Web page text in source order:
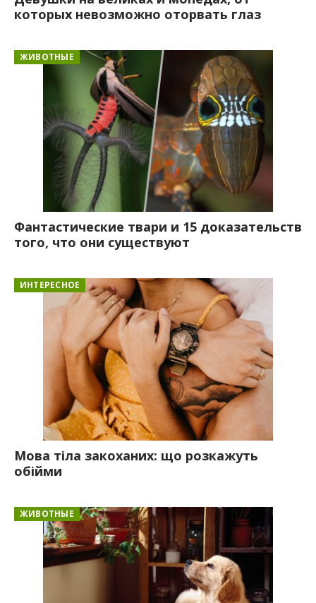
которых невозможно оторвать глаз
ЖИВОТНЫЕ
Фантастические твари и 15 доказательств
того, что они существуют
ИНТЕРЕСНОЕ
Мова тіла закоханих: що розкажуть
обійми
ЖИВОТНЫЕ